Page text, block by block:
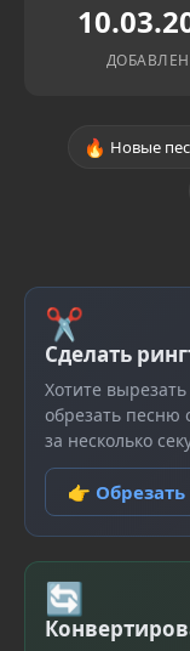
🔥 Новые
✂
Сделать
Хотите
обрезать песню
за несколько
👉
🔄